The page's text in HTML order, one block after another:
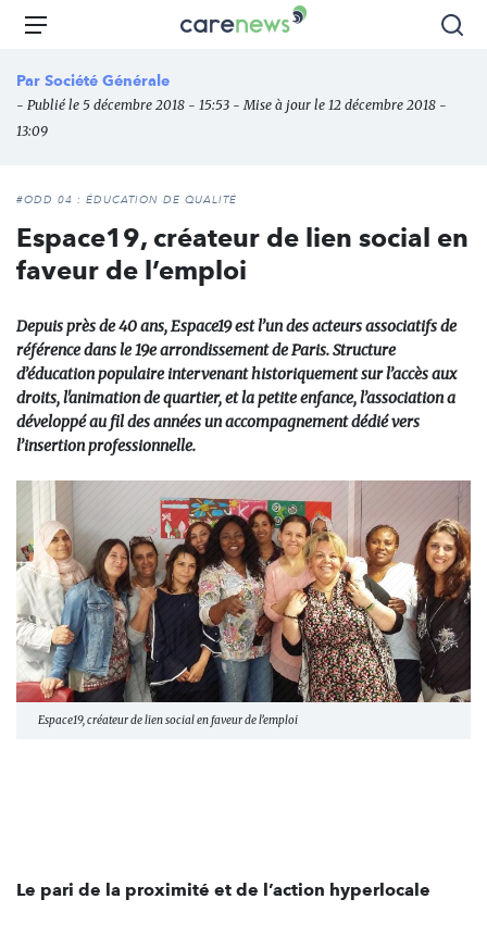
Aller
principal
Carenews,
des
Menu
Par Société Générale
- Publié le 5 décembre 2018 - 15:53 - Mise à jour le 12 décembre 2018 -
13:09
#ODD 04 : ÉDUCATION DE QUALITÉ
Espace19, créateur de lien social en
faveur de l’emploi
Depuis près de 40 ans, Espace19 est l’un des acteurs associatifs de
référence dans le 19e arrondissement de Paris. Structure
d’éducation populaire intervenant historiquement sur l’accès aux
droits, l'animation de quartier, et la petite enfance, l’association a
développé au fil des années un accompagnement dédié vers
l’insertion professionnelle.
Espace19, créateur de lien social en faveur de l’emploi
Le pari de la proximité et de l’action hyperlocale